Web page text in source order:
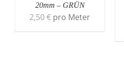
20mm – GRÜN
2,50€ pro Meter